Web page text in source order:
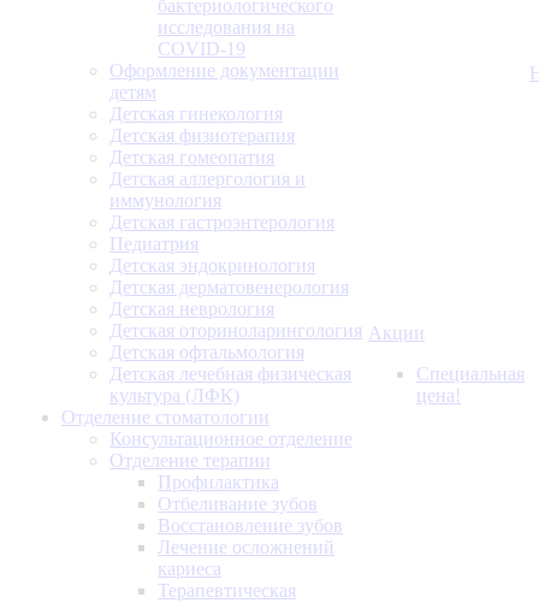
бактериологического
исследования на
COVID-19
Оформление документации
детям
Детская гинекология
Детская физиотерапия
Детская гомеопатия
Детская аллергология и
иммунология
Детская гастроэнтерология
Педиатрия
Детская эндокринология
Детская дерматовенерология
Детская неврология
Детская оториноларингология
Детская офтальмология
Детская лечебная физическая
культура (ЛФК)
Отделение стоматологии
Консультационное отделение
Отделение терапии
Профилактика
Отбеливание зубов
Восстановление зубов
Лечение осложнений
кариеса
Терапевтическая
Акции
Специальная
цена!